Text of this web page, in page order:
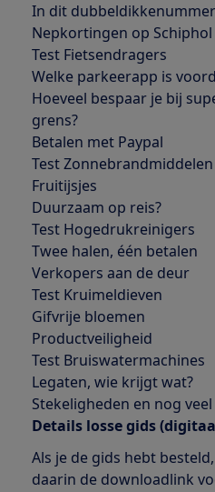
In dit
Nepkortingen op Schiphol
Test Fietsendragers
Welke parkeerapp is
Hoeveel bespaar je bij
grens?
Betalen met Paypal
Test Zonnebrandmiddelen
Fruitijsjes
Duurzaam op reis?
Test Hogedrukreinigers
Twee halen, één betalen
Verkopers aan de deur
Test Kruimeldieven
Gifvrije bloemen
Productveiligheid
Test Bruiswatermachines
Legaten, wie krijgt wat?
Stekeligheden en nog
Details losse gids
Als je de gids hebt
daarin de downloadlink